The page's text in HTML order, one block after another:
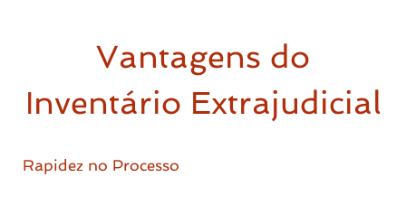
Vantagens do
Inventário Extrajudicial
Rapidez no Processo